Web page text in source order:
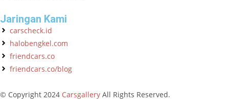
Jaringan Kami
carscheck.id
halobengkel.com
friendcars.co
friendcars.co/blog
© Copyright 2024 Carsgallery All Rights Reserved.